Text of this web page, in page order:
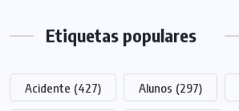
Etiquetas populares
Acidente (427) Alunos (297)